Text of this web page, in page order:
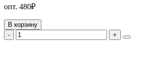
опт. 480₽
В корзину
-
+